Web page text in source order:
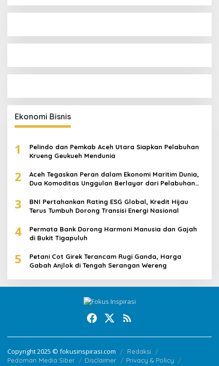
Ekonomi Bisnis
1
Pelindo dan Pemkab Aceh Utara Siapkan Pelabuhan
Krueng Geukueh Mendunia
2
Aceh Tegaskan Peran dalam Ekonomi Maritim Dunia,
Dua Komoditas Unggulan Berlayar dari Pelabuhan
3
BNI Pertahankan Rating ESG Global, Kredit Hijau
Terus Tumbuh Dorong Transisi Energi Nasional
4
Permata Bank Dorong Harmoni Manusia dan Gajah
di Bukit Tigapuluh
5
Petani Cot Girek Terancam Rugi Ganda, Harga
Gabah Anjlok di Tengah Serangan Wereng
Copyright 2025 © fokusinspirasi.com
Redaksi
Pedoman Media Siber
Disclaimer
Privacy & Policy